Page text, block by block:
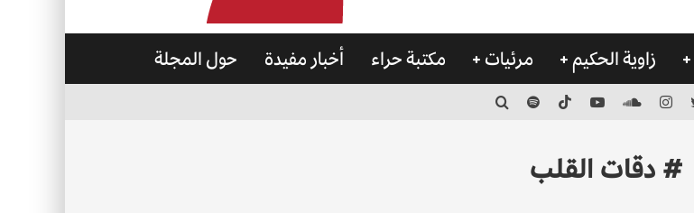
زاوية الحكيم مرئيات مكتبة حراء أخبار مفيدة حول المجلة
# دقات القلب